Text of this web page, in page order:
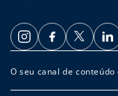
O seu canal de